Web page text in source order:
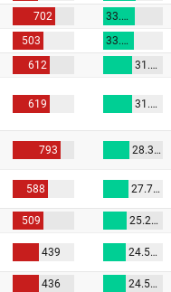
702 33.900
503 33.400
612 31.400
619 31.200
793 28.300
588 27.700
509 25.200
439 24.500
436 24.500